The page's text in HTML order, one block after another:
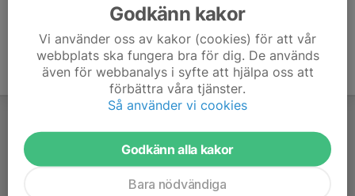
Godkänn kakor
Vi använder oss av kakor (cookies) för att vår
webbplats ska fungera bra för dig. De används
även för webbanalys i syfte att hjälpa oss att
förbättra våra tjänster.
Så använder vi cookies
Godkänn alla kakor
Bara nödvändiga